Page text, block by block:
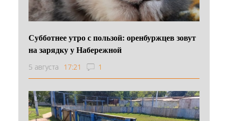
Субботнее утро с пользой: оренбуржцев зовут
на зарядку у Набережной
5 августа 17:21 1